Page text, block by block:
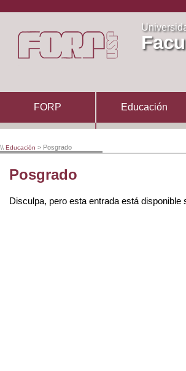
FORP Educación
\\ Educación > Posgrado
Posgrado
Disculpa, pero esta entrada está disponible